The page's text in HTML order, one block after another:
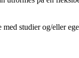
studier og/eller